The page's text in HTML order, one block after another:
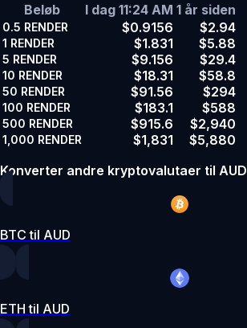
Beløb
I dag 11:24 AM 1 år siden
0.5 RENDER $0.9156 $2.94
1 RENDER $1.831 $5.88
5 RENDER $9.156 $29.4
10 RENDER $18.31 $58.8
50 RENDER $91.56 $294
100 RENDER $183.1 $588
500 RENDER $915.6 $2,940
1,000 RENDER $1,831
$5,880
Konverter andre kryptovalutaer til AUD
BTC til AUD
ETH til AUD